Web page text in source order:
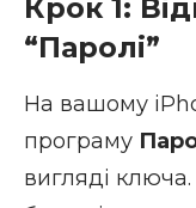
Крок 1:
“Паролі”
На вашому
програму
вигляді